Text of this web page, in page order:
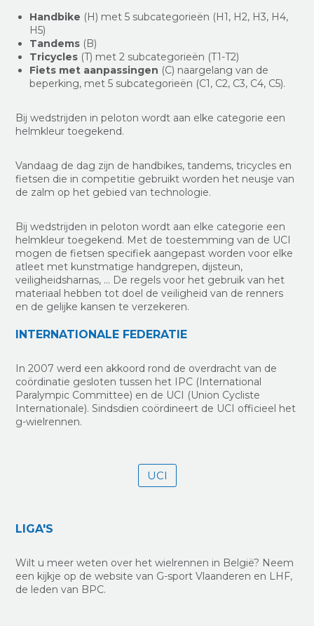
Handbike (H) met 5 subcategorieën (H1, H2, H3, H4,
H5)
Tandems (B)
Tricycles (T) met 2 subcategorieën (T1-T2)
Fiets met aanpassingen (C) naargelang van de
beperking, met 5 subcategorieën (C1, C2, C3, C4, C5).
Bij wedstrijden in peloton wordt aan elke categorie een
helmkleur toegekend.
Vandaag de dag zijn de handbikes, tandems, tricycles en
fietsen die in competitie gebruikt worden het neusje van
de zalm op het gebied van technologie.
Bij wedstrijden in peloton wordt aan elke categorie een
helmkleur toegekend. Met de toestemming van de UCI
mogen de fietsen specifiek aangepast worden voor elke
atleet met kunstmatige handgrepen, dijsteun,
veiligheidsharnas, … De regels voor het gebruik van het
materiaal hebben tot doel de veiligheid van de renners
en de gelijke kansen te verzekeren.
INTERNATIONALE FEDERATIE
In 2007 werd een akkoord rond de overdracht van de
coördinatie gesloten tussen het IPC (International
Paralympic Committee) en de UCI (Union Cycliste
Internationale). Sindsdien coördineert de UCI officieel het
g-wielrennen.
UCI
LIGA'S
Wilt u meer weten over het wielrennen in België? Neem
een kijkje op de website van G-sport Vlaanderen en LHF,
de leden van BPC.